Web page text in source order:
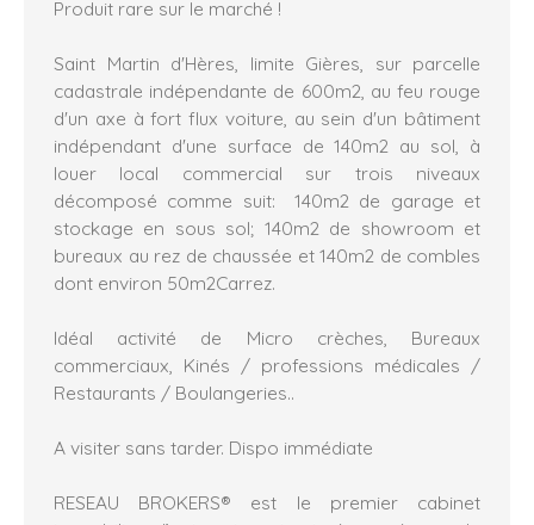
Produit rare sur le marché !
Saint Martin d'Hères, limite Gières, sur parcelle
cadastrale indépendante de 600m2, au feu rouge
d'un axe à fort flux voiture, au sein d'un bâtiment
indépendant d'une surface de 140m2 au sol, à
louer local commercial sur trois niveaux
décomposé comme suit: 140m2 de garage et
stockage en sous sol; 140m2 de showroom et
bureaux au rez de chaussée et 140m2 de combles
dont environ 50m2Carrez.
Idéal activité de Micro crèches, Bureaux
commerciaux, Kinés / professions médicales /
Restaurants / Boulangeries..
A visiter sans tarder. Dispo immédiate
RESEAU BROKERS® est le premier cabinet